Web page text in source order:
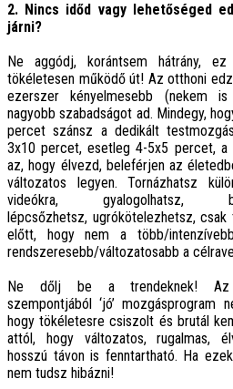
2. Nincs időd vagy lehetőséged
járni?
Ne aggódj, korántsem hátrány,
tökéletesen működő út! Az otthoni
ezerszer kényelmesebb (nekem
nagyobb szabadságot ad. Mindegy,
percet szánsz a dedikált
3x10 percet, esetleg 4-5x5 percet, a
az, hogy élvezd, beleférjen az
változatos legyen. Tornázhatsz
videókra, gyalogolhatsz,
lépcsőzhetsz, ugrókötelezhetsz,
előtt, hogy nem a több/
rendszeresebb/változatosabb a
Ne dőlj be a trendeknek! Az
szempontjából ‘jó’ mozgásprogram
hogy tökéletesre csiszolt és brutál
attól, hogy változatos, rugalmas,
hosszú távon is fenntartható. Ha
nem tudsz hibázni!